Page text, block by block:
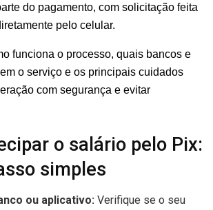
do pagamento, com solicitação feita
pelo celular.
funciona o processo, quais bancos e
o serviço e os principais cuidados
com segurança e evitar
o salário pelo Pix:
simples
ou aplicativo: Verifique se o seu